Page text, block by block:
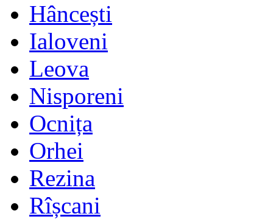
Hâncești
Ialoveni
Leova
Nisporeni
Ocnița
Orhei
Rezina
Rîșcani